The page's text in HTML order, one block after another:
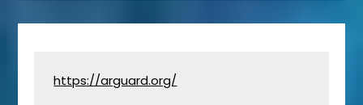
https://arguard.org/